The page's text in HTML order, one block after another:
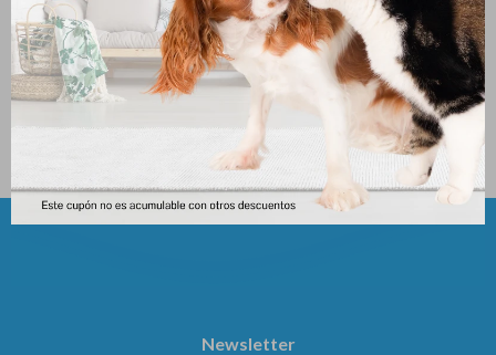
Royal Canin Gato Renal 2 Kg
$
Hills Feline Metabolic 1.8 Kg
$2.559
Newsletter